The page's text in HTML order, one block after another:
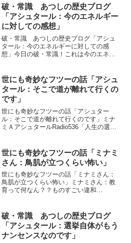
れ地球へと還っていくあなたがもしあな
たの所有物でした自分のこ...
破・常識 あつしの歴史ブログ
「アシュタール：今のエネルギー
に対しての感想」
破・常識 あつしの歴史ブログ「アシュ
タール：今のエネルギーに対しての感
想」今日の破・常識！これは今のエネル
ｙアシュタールアシュタールからのメッ
セージ今日のアシュタールか...
世にも奇妙なフツーの話「アシュ
タール：そこで道が離れて行くの
です」
世にも奇妙なフツーの話「アシュター
ル：そこで道が離れて行くのです」ミナ
ミＡアシュタールRadio536「人生の選択
近、スーパーの品ぞろえが変わってき...
世にも奇妙なフツーの話「ミナミ
さん：鳥肌が立つくらい怖い」
世にも奇妙なフツーの話「ミナミさん：
鳥肌が立つくらい怖い」ミナミさん：教
育って何なん？？ものすごい違和
て・・大阪でも市内の小中学校の児童生
徒約16万5千人と教員に顔を覆うフ...
破・常識 あつしの歴史ブログ
「アシュタール：選挙自体がもう
ナンセンスなのです」